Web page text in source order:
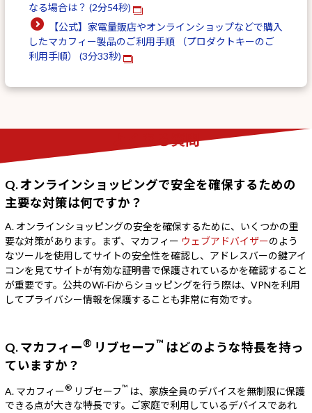
なる場合は？ (2分54秒)
【公式】家電量販店やオンラインショップなどで購入
したマカフィー製品のご利用手順 （プロダクトキーのご
利用手順） (3分33秒)
よくある質問
Q. オンラインショッピングで安全を確保するための
主要な対策は何ですか？
A. オンラインショッピングの安全を確保するために、いくつかの重
要な対策があります。まず、マカフィー ウェブアドバイザーのよう
なツールを使用してサイトの安全性を確認し、アドレスバーの鍵アイ
コンを見てサイトが有効な証明書で保護されているかを確認すること
が重要です。公共のWi-Fiからショッピングを行う際は、VPNを利用
してプライバシー情報を保護することも非常に有効です。
Q. マカフィー® リブセーフ™ はどのような特長を持っ
ていますか？
A. マカフィー® リブセーフ™ は、家族全員のデバイスを無制限に保護
できる点が大きな特長です。ご家庭で利用しているデバイスであれ